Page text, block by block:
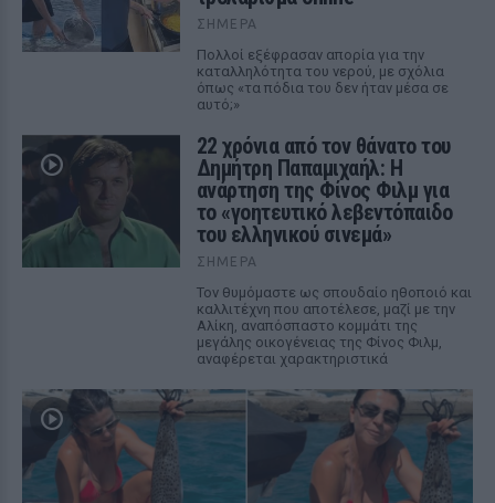
ΣΉΜΕΡΑ
Πολλοί εξέφρασαν απορία για την
καταλληλότητα του νερού, με σχόλια
όπως «τα πόδια του δεν ήταν μέσα σε
αυτό;»
22 χρόνια από τον θάνατο του
Δημήτρη Παπαμιχαήλ: Η
ανάρτηση της Φίνος Φιλμ για
το «γοητευτικό λεβεντόπαιδο
του ελληνικού σινεμά»
ΣΉΜΕΡΑ
Τον θυμόμαστε ως σπουδαίο ηθοποιό και
καλλιτέχνη που αποτέλεσε, μαζί με την
Αλίκη, αναπόσπαστο κομμάτι της
μεγάλης οικογένειας της Φίνος Φιλμ,
αναφέρεται χαρακτηριστικά